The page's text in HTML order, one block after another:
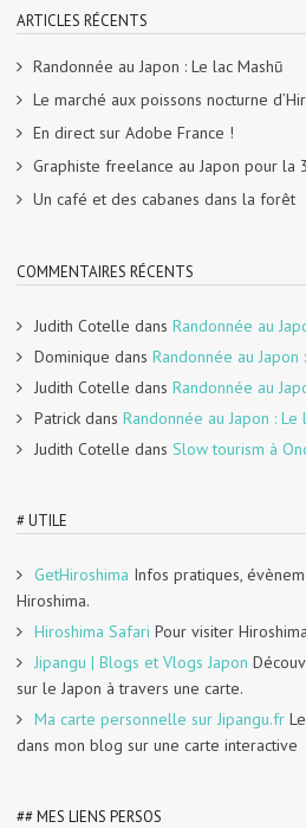
ARTICLES RÉCENTS
Randonnée au Japon : Le lac Mashū
Le marché aux poissons nocturne
En direct sur Adobe France !
Graphiste freelance au Japon pour la
Un café et des cabanes dans la forêt
COMMENTAIRES RÉCENTS
Judith Cotelle dans Randonnée au
Dominique dans Randonnée au Japon
Judith Cotelle dans Randonnée au
Patrick dans Randonnée au Japon : Le
Judith Cotelle dans Slow tourism à
# UTILE
GetHiroshima Infos pratiques,
Hiroshima.
Hiroshima Safari Pour visiter
Jipangu | Blogs et Vlogs Japon
sur le Japon à travers une carte.
Ma carte personnelle sur Jipangu.fr
dans mon blog sur une carte interactive
## MES LIENS PERSOS